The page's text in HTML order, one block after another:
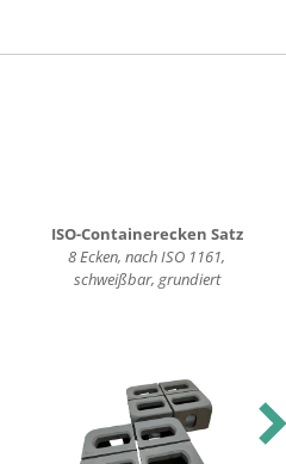
ISO-Containerecken Satz
8 Ecken, nach ISO 1161,
schweißbar, grundiert